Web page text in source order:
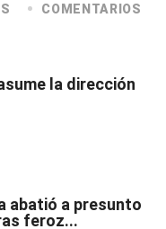
COMENTARIOS
la dirección
abatió a presunto
feroz...